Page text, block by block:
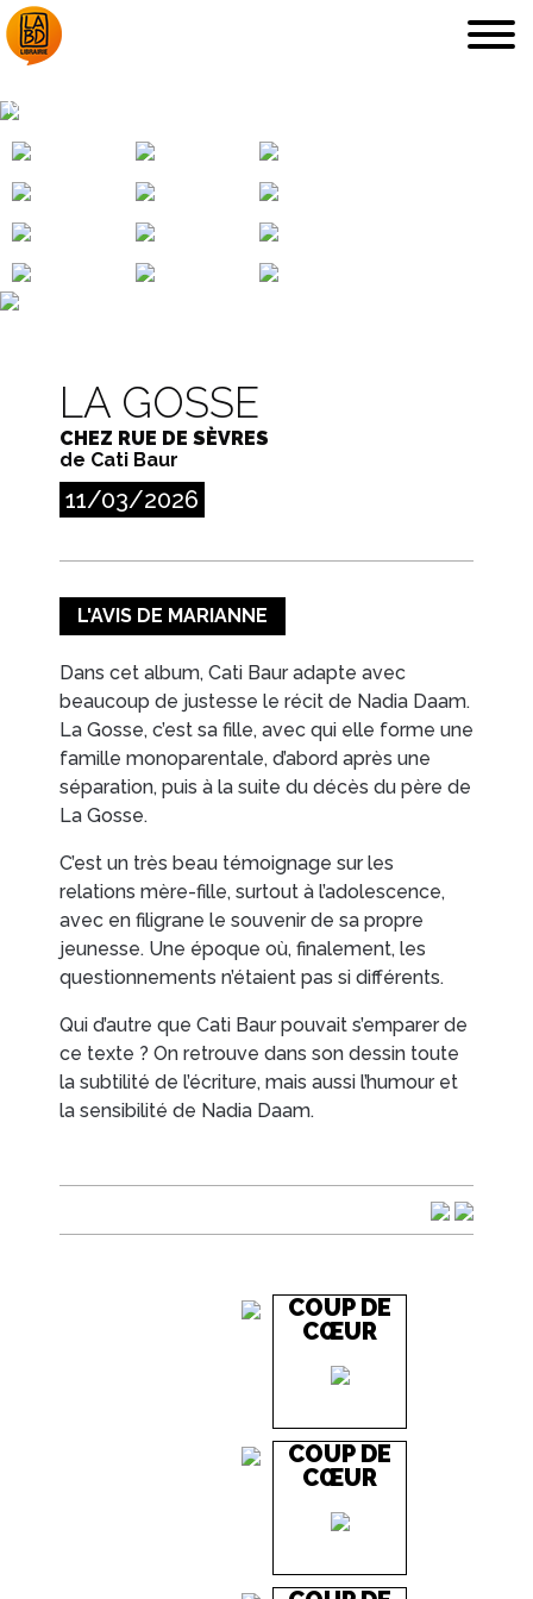
LA LIBRAIRIE
COUPS DE CŒUR
EN IMAGES
MARIANNE
LA GOSSE
CHEZ RUE DE SÈVRES
de Cati Baur
11/03/2026
L'AVIS DE MARIANNE
Dans cet album, Cati Baur adapte avec
beaucoup de justesse le récit de Nadia Daam.
La Gosse, c’est sa fille, avec qui elle forme une
famille monoparentale, d’abord après une
séparation, puis à la suite du décès du père de
La Gosse.
C’est un très beau témoignage sur les
relations mère-fille, surtout à l’adolescence,
avec en filigrane le souvenir de sa propre
jeunesse. Une époque où, finalement, les
questionnements n’étaient pas si différents.
Qui d’autre que Cati Baur pouvait s’emparer de
ce texte ? On retrouve dans son dessin toute
la subtilité de l’écriture, mais aussi l’humour et
la sensibilité de Nadia Daam.
COUP DE
CŒUR
COUP DE
CŒUR